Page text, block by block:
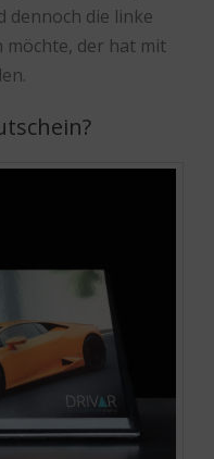
dennoch die linke
der hat mit